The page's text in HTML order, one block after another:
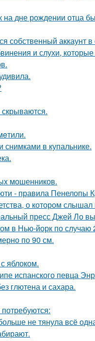
дне рождении отца
собственный аккаунт в
и слухи,
снимками в купальнике.
мошенников.
- правила Пенелопы
о котором слышал
пресс Джей Ло
в Нью-йорк по
по 90 см.
яблоком.
испанского певца
глютена и сахара.
не тянула всё